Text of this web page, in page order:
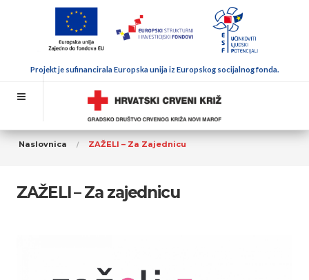
Projekt je sufinancirala Europska unija iz Europskog socijalnog fonda.
Naslovnica ZAŽELI – Za Zajednicu
ZAŽELI – Za zajednicu